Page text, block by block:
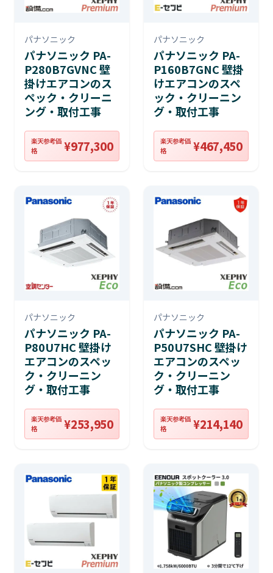
パナソニック
パナソニック PA-
P280B7GVNC 壁
掛けエアコンのス
ペック・クリーニ
ング・取付工事
楽天参考価
格
¥977,300
パナソニック
パナソニック PA-
P160B7GNC 壁掛
けエアコンのスペ
ック・クリーニン
グ・取付工事
楽天参考価
格
¥467,450
パナソニック
パナソニック PA-
P80U7HC 壁掛け
エアコンのスペッ
ク・クリーニン
グ・取付工事
楽天参考価
格
¥253,950
パナソニック
パナソニック PA-
P50U7SHC 壁掛け
エアコンのスペッ
ク・クリーニン
グ・取付工事
楽天参考価
格
¥214,140